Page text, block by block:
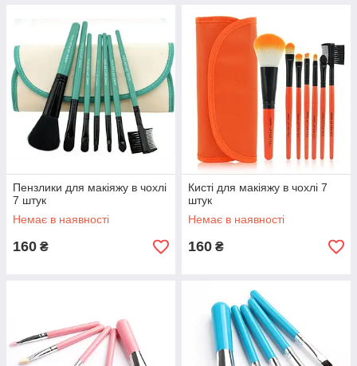
Пензлики для макіяжу в чохлі
7 штук
Немає в наявності
160 ₴
Кисті для макіяжу в чохлі 7
штук
Немає в наявності
160 ₴